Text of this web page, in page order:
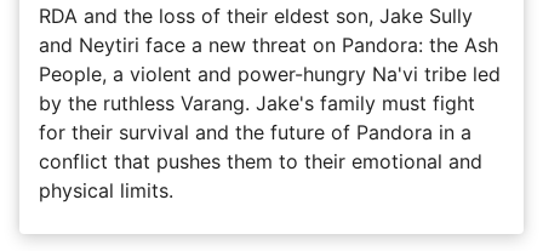
RDA and the loss of their eldest son, Jake Sully
and Neytiri face a new threat on Pandora: the Ash
People, a violent and power-hungry Na'vi tribe led
by the ruthless Varang. Jake's family must fight
for their survival and the future of Pandora in a
conflict that pushes them to their emotional and
physical limits.